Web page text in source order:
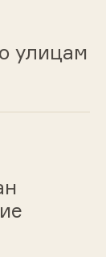
улицам